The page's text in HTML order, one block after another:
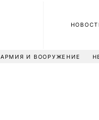
АРМИЯ И ВООРУЖЕНИЕ